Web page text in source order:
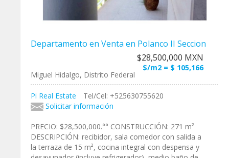
Departamento en Venta en Polanco II Seccion
$28,500,000 MXN
$/m2 = $ 105,166
Miguel Hidalgo, Distrito Federal
Pi Real Estate
Tel/Cel: +525630755620
Solicitar información
PRECIO: $28,500,000.°° CONSTRUCCIÓN: 271 m²
DESCRIPCIÓN: recibidor, sala comedor con salida a
la terraza de 15 m², cocina integral con despensa y